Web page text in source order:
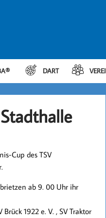
DART
Cup des TSV
ab 9. 00 Uhr ihr
1922 e. V. , SV Traktor